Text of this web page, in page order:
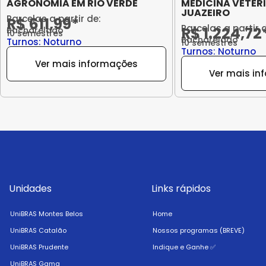
AGRONOMIA EM RIO VERDE
Parcelas a partir de:
R$ 611,99*
Bacharelado
10 semestres
Turnos: Noturno
Ver mais informações
MEDICINA
JUAZEIRO
Parcelas a partir
R$
Bacharelado
10 semestres
Turnos: Noturno
Ver mais
Unidades
UniBRAS Montes Belos
UniBRAS Catalão
UniBRAS Prudente
UniBRAS Gama
Links rápidos
Home
Nossos programas (BREVE)
Indique e Ganhe ✅